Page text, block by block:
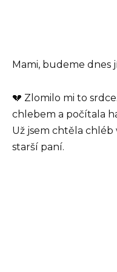
Mami, budeme dnes
💔 Zlomilo mi to
chlebem a počítala
Už jsem chtěla chléb
starší paní.